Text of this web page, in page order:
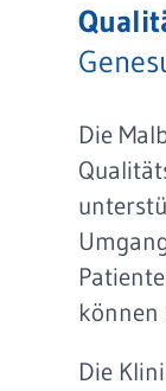
Die
können
Die